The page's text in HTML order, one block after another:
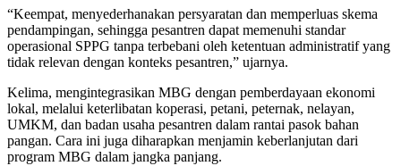
“Keempat, menyederhanakan persyaratan dan memperluas skema
pendampingan, sehingga pesantren dapat memenuhi standar
operasional SPPG tanpa terbebani oleh ketentuan administratif yang
tidak relevan dengan konteks pesantren,” ujarnya.
Kelima, mengintegrasikan MBG dengan pemberdayaan ekonomi
lokal, melalui keterlibatan koperasi, petani, peternak, nelayan,
UMKM, dan badan usaha pesantren dalam rantai pasok bahan
pangan. Cara ini juga diharapkan menjamin keberlanjutan dari
program MBG dalam jangka panjang.